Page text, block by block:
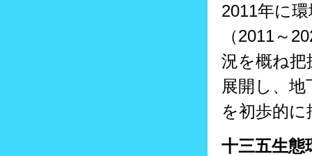
2011年に
（2011～
況を概ね把
展開し、
を初歩的
十三五生態